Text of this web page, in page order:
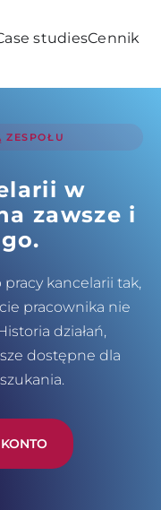
studiesCennik
w
zawsze i
kancelarii tak,
pracownika nie
działań,
dostępne dla